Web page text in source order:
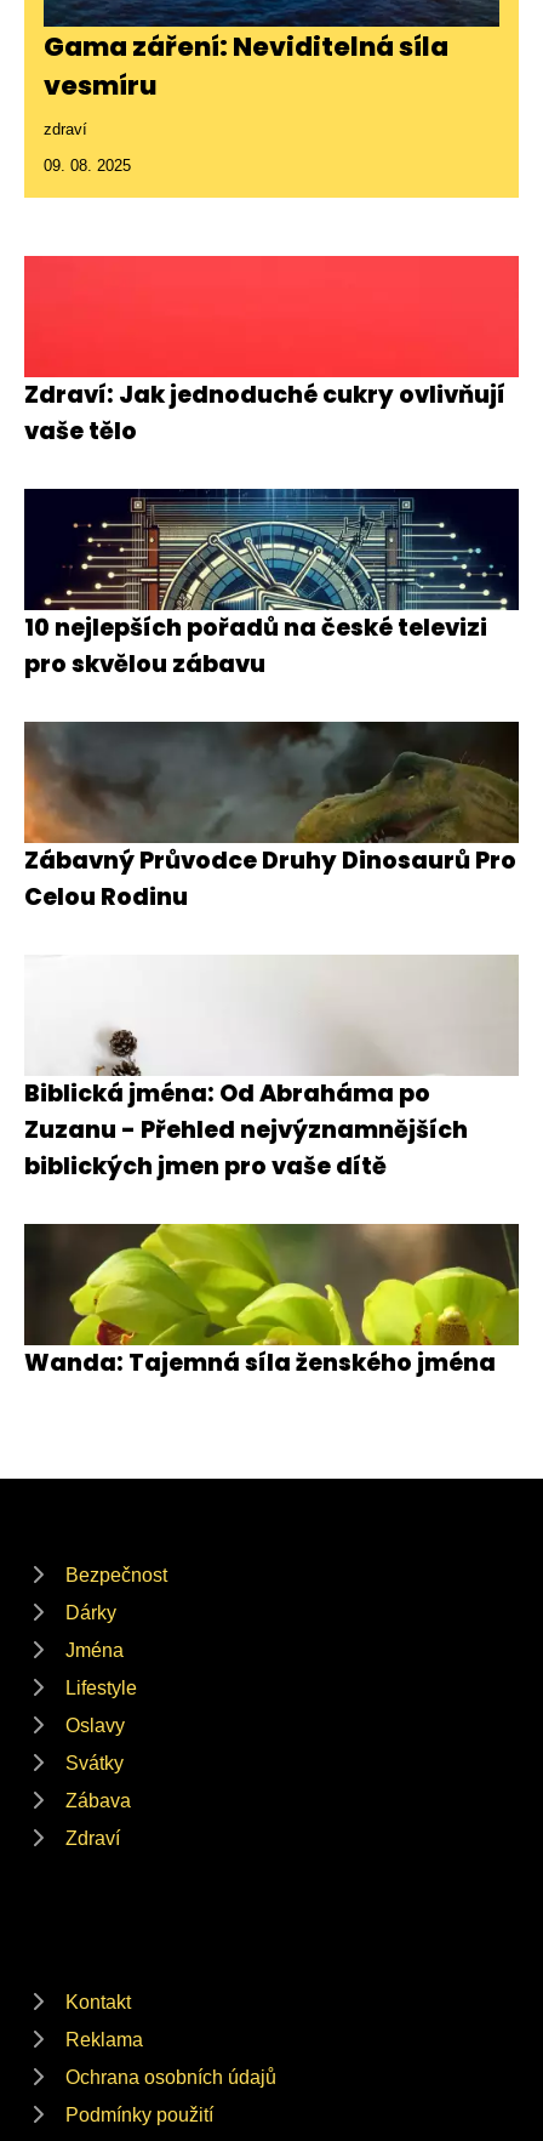
Gama záření: Neviditelná síla
vesmíru
zdraví
09. 08. 2025
Zdraví: Jak jednoduché cukry ovlivňují
vaše tělo
10 nejlepších pořadů na české televizi
pro skvělou zábavu
Zábavný Průvodce Druhy Dinosaurů Pro
Celou Rodinu
Biblická jména: Od Abraháma po
Zuzanu - Přehled nejvýznamnějších
biblických jmen pro vaše dítě
Wanda: Tajemná síla ženského jména
Bezpečnost
Dárky
Jména
Lifestyle
Oslavy
Svátky
Zábava
Zdraví
Kontakt
Reklama
Ochrana osobních údajů
Podmínky použití